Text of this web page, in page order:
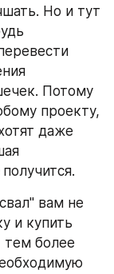
Но и тут
Потому
проекту,
даже
вам не
и купить
тем более